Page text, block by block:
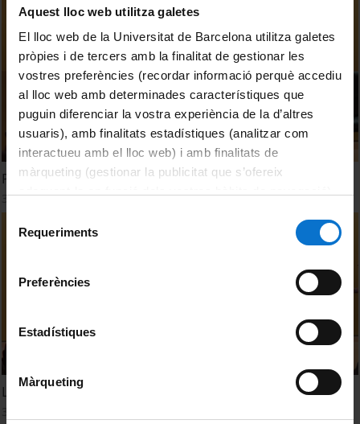
Aquest lloc web utilitza galetes
El lloc web de la Universitat de Barcelona utilitza galetes
pròpies i de tercers amb la finalitat de gestionar les
vostres preferències (recordar informació perquè accediu
al lloc web amb determinades característiques que
puguin diferenciar la vostra experiència de la d’altres
usuaris), amb finalitats estadístiques (analitzar com
interactueu amb el lloc web) i amb finalitats de
màrqueting (gestionar la publicitat que s’ofereix
consultar laPolítica de galetes del lloc web de la
Selecció
Requeriments
Preferències
Estadístiques
Màrqueting
Perfum de Cafè. Teatre de l'Experiència
30 maig, 2018
L'Onada. Moviment de l'Experiència